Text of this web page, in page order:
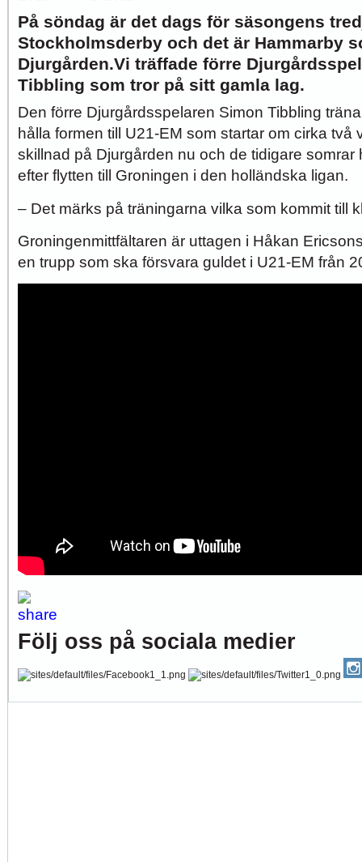
På söndag är det dags för säsongens
Stockholmsderby och det är Hammarby
Djurgården.Vi träffade förre
Tibbling som tror på sitt gamla lag.
Den förre Djurgårdsspelaren Simon Tibbling
hålla formen till U21-EM som startar om cirka två
skillnad på Djurgården nu och de tidigare somrar
efter flytten till Groningen i den holländska ligan.
– Det märks på träningarna vilka som kommit till
Groningenmittfältaren är uttagen i Håkan
en trupp som ska försvara guldet i U21-EM från
Följ oss på sociala medier